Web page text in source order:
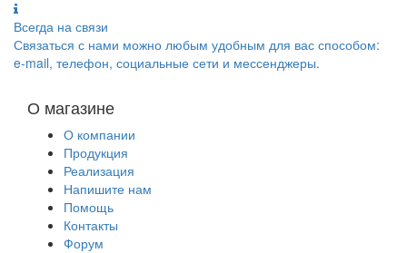
Всегда на связи
Связаться с нами можно любым удобным для вас способом:
e-mail, телефон, социальные сети и мессенджеры.
О магазине
О компании
Продукция
Реализация
Напишите нам
Помощь
Контакты
Форум